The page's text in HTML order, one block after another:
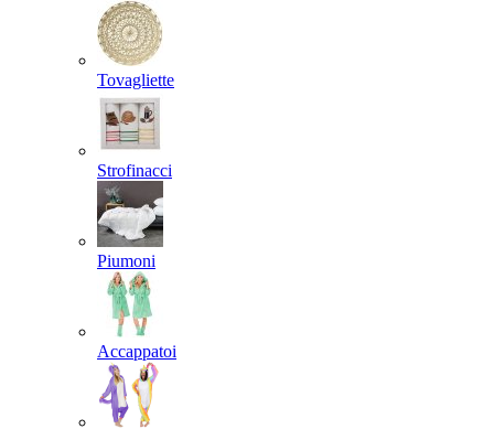
Tovagliette
Strofinacci
Piumoni
Accappatoi